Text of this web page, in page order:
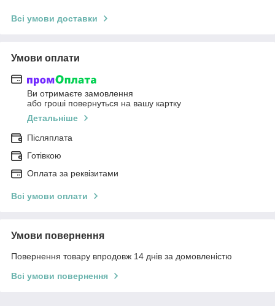
Всі умови доставки
Умови оплати
Ви отримаєте замовлення
або гроші повернуться на вашу картку
Детальніше
Післяплата
Готівкою
Оплата за реквізитами
Всі умови оплати
Умови повернення
Повернення товару впродовж 14 днів за домовленістю
Всі умови повернення